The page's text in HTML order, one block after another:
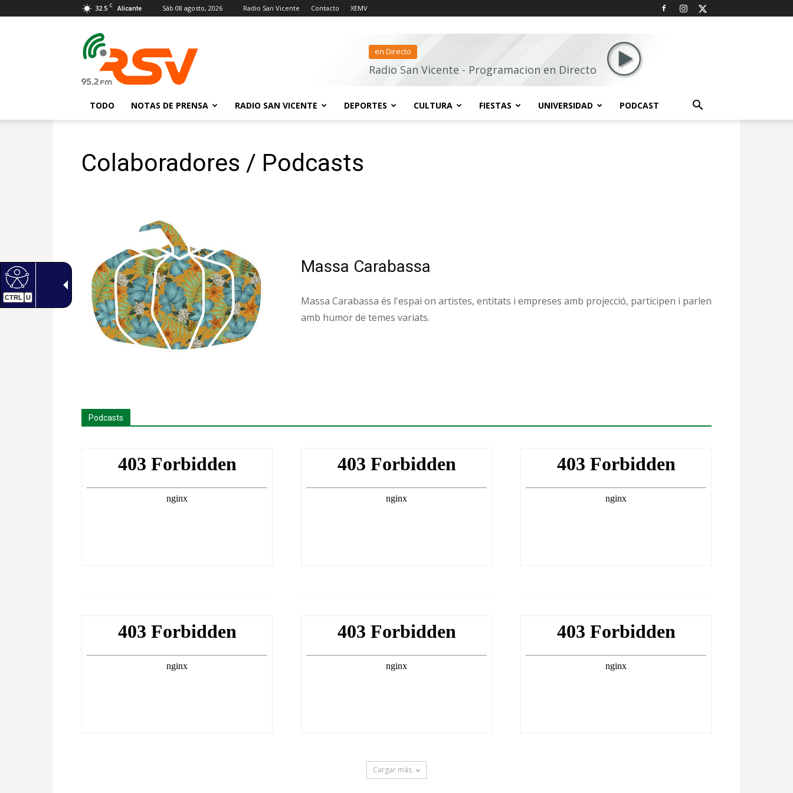
CTRL U
32.5 C Alicante Sáb 08 agosto, 2026 Radio San Vicente Contacto XEMV
San
Vicente
en Directo
Radio San Vicente - Programacion en Directo
TODO NOTAS DE PRENSA RADIO SAN VICENTE DEPORTES CULTURA FIESTAS UNIVERSIDAD PODCAST
Colaboradores / Podcasts
Massa Carabassa
Massa Carabassa és l'espai on artistes, entitats i empreses amb projecció, participen i parlen
amb humor de temes variats.
Podcasts
Cargar más